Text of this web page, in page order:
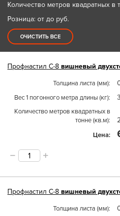
Количество метров квадратных в
Розница: от до руб.
ОЧИСТИТЬ ВСЕ
Профнастил С-8 вишневый
Толщина листа (мм)
Вес 1 погонного метра длины (кг)
Количество метров квадратных в
тонне (кв.м)
Цена
Профнастил С-8 вишневый
Толщина листа (мм)